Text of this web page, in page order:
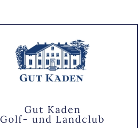
Gut Kaden
Golf- und Landclub